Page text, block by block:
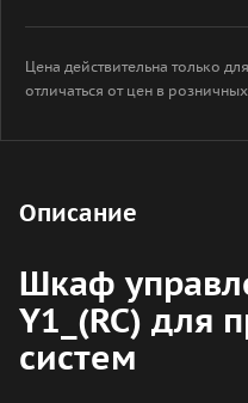
Цена действительна только
отличаться от цен в
Описание
Шкаф
Y1_(RC) для
систем